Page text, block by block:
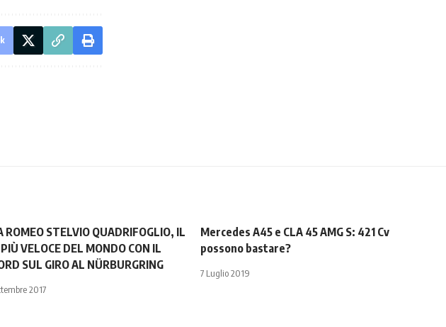
ROMEO STELVIO QUADRIFOGLIO, IL
VELOCE DEL MONDO CON IL
SUL GIRO AL NÜRBURGRING
2017
Mercedes A45 e CLA 45 AMG S: 421 Cv
possono bastare?
7 Luglio 2019